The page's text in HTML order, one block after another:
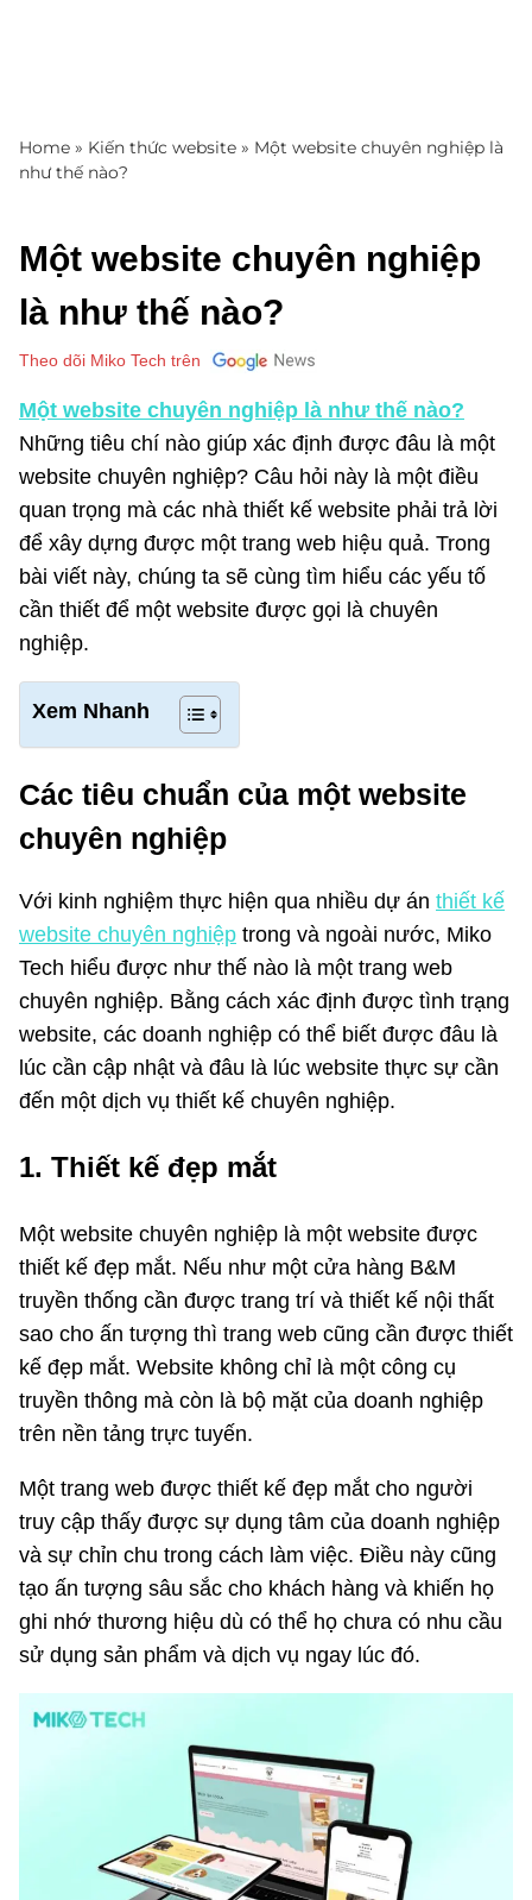
Home » Kiến thức website » Một website chuyên nghiệp là
như thế nào?
Một website chuyên nghiệp
là như thế nào?
Theo dõi Miko Tech trên
Một website chuyên nghiệp là như thế nào?
Những tiêu chí nào giúp xác định được đâu là một
website chuyên nghiệp? Câu hỏi này là một điều
quan trọng mà các nhà thiết kế website phải trả lời
để xây dựng được một trang web hiệu quả. Trong
bài viết này, chúng ta sẽ cùng tìm hiểu các yếu tố
cần thiết để một website được gọi là chuyên
nghiệp.
Xem Nhanh
Các tiêu chuẩn của một website
chuyên nghiệp
Với kinh nghiệm thực hiện qua nhiều dự án thiết kế
website chuyên nghiệp trong và ngoài nước, Miko
Tech hiểu được như thế nào là một trang web
chuyên nghiệp. Bằng cách xác định được tình trạng
website, các doanh nghiệp có thể biết được đâu là
lúc cần cập nhật và đâu là lúc website thực sự cần
đến một dịch vụ thiết kế chuyên nghiệp.
1. Thiết kế đẹp mắt
Một website chuyên nghiệp là một website được
thiết kế đẹp mắt. Nếu như một cửa hàng B&M
truyền thống cần được trang trí và thiết kế nội thất
sao cho ấn tượng thì trang web cũng cần được thiết
kế đẹp mắt. Website không chỉ là một công cụ
truyền thông mà còn là bộ mặt của doanh nghiệp
trên nền tảng trực tuyến.
Một trang web được thiết kế đẹp mắt cho người
truy cập thấy được sự dụng tâm của doanh nghiệp
và sự chỉn chu trong cách làm việc. Điều này cũng
tạo ấn tượng sâu sắc cho khách hàng và khiến họ
ghi nhớ thương hiệu dù có thể họ chưa có nhu cầu
sử dụng sản phẩm và dịch vụ ngay lúc đó.